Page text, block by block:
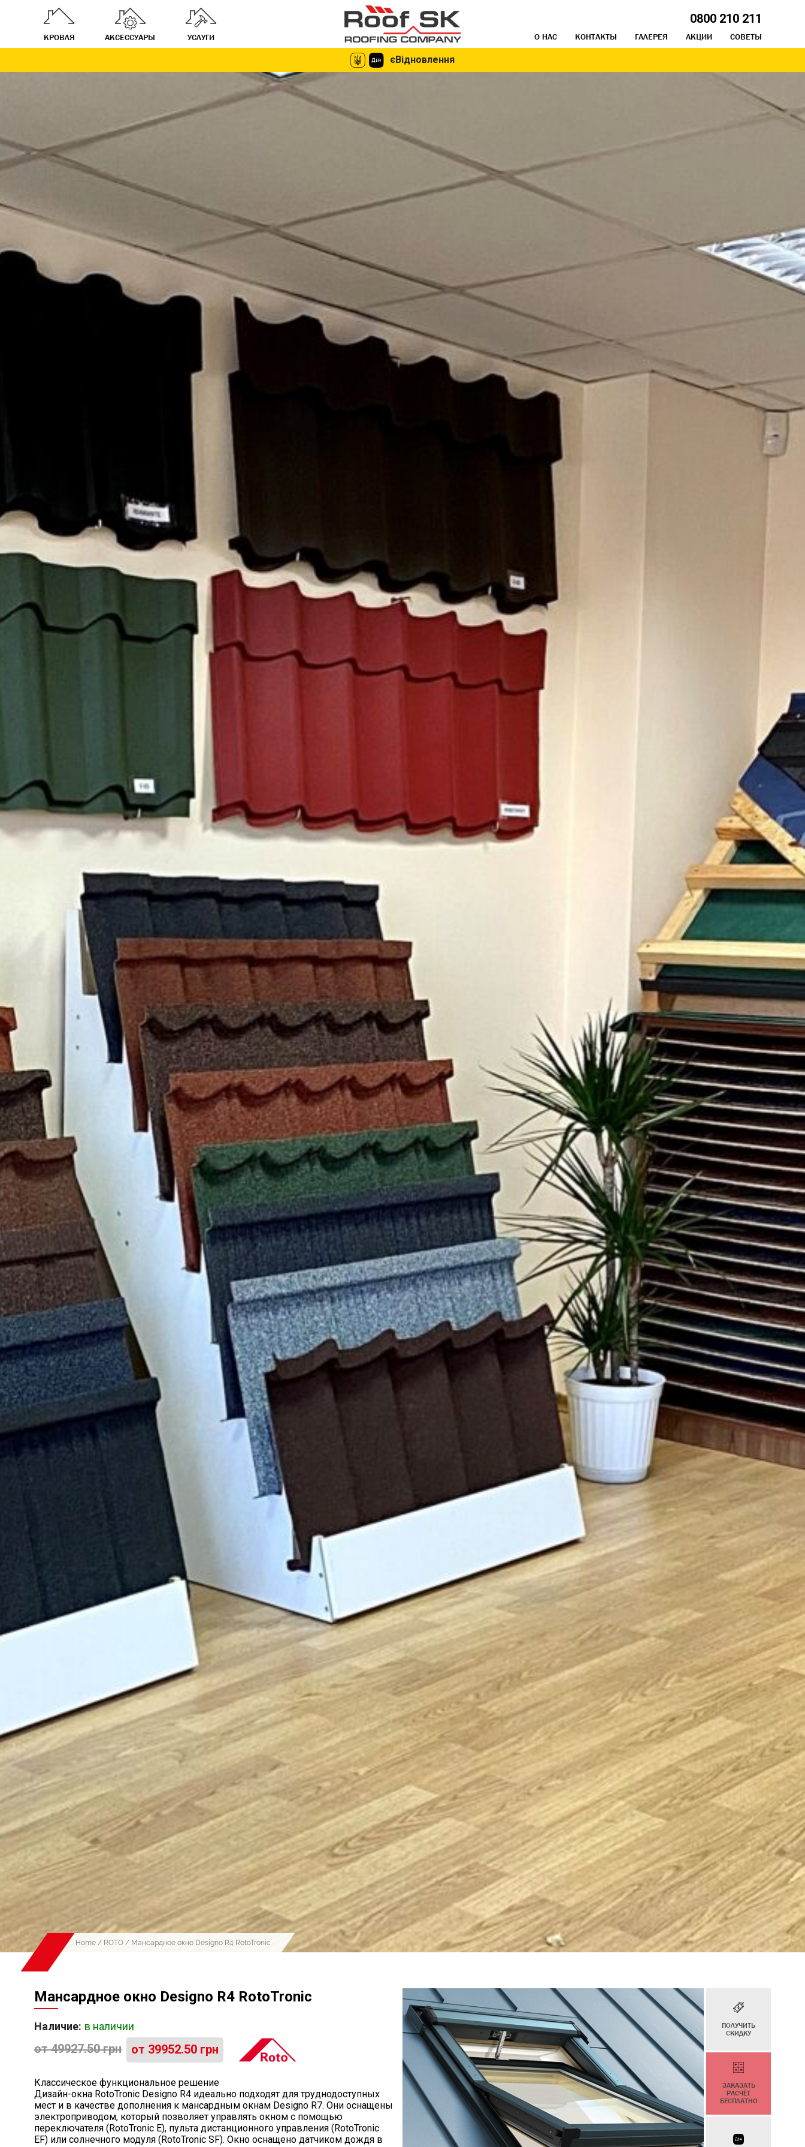
КРОВЛЯ АКСЕССУАРЫ УСЛУГИ
0800 210 211
О НАС КОНТАКТЫ ГАЛЕРЕЯ АКЦИИ СОВЕТЫ
єВідновлення
єВідновлення
Home / ROTO / Мансардное окно Designo R4 RotoTronic
Мансардное окно Designo R4 RotoTronic
Наличие: в наличии
от49927.50грн от 39952.50 грн
Классическое функциональное решение
Дизайн-окна RotoTronic Designo R4 идеально подходят для труднодоступных
мест и в качестве дополнения к мансардным окнам Designo R7. Они оснащены
электроприводом, который позволяет управлять окном с помощью
переключателя (RotoTronic E), пульта дистанционного управления (RotoTronic
EF) или солнечного модуля (RotoTronic SF). Окно оснащено датчиком дождя в
ПОЛУЧИТЬ
СКИДКУ
ЗАКАЗАТЬ
РАСЧЁТ
БЕСПЛАТНО
Мгновенное
оформление
Никаких
документов
Оформление без
посещения банка
Facebook
TwitterViberTelegramMessenger